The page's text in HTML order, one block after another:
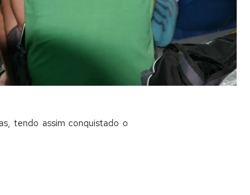
tendo assim conquistado o